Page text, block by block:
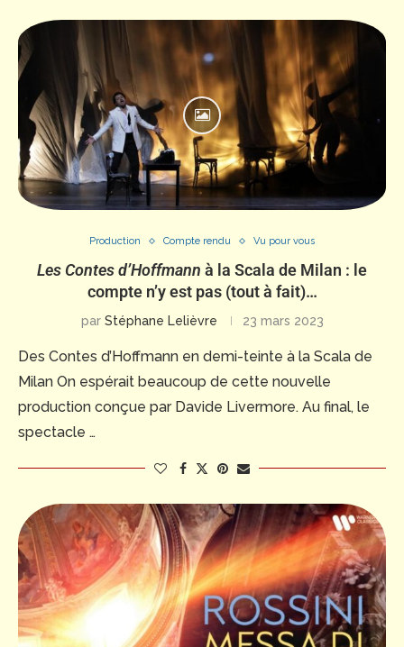
Production Compte rendu Vu pour vous
Les Contes d’Hoffmann à la Scala de Milan : le
compte n’y est pas (tout à fait)…
par Stéphane Lelièvre 23 mars 2023
Des Contes d’Hoffmann en demi-teinte à la Scala de
Milan On espérait beaucoup de cette nouvelle
production conçue par Davide Livermore. Au final, le
spectacle …